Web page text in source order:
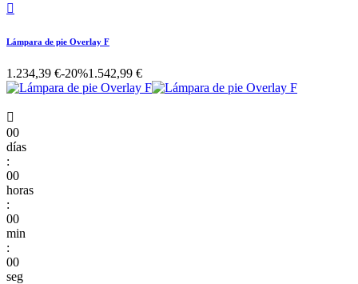

Lámpara de pie Overlay F
1.234,39 €-20%1.542,99 €

00
días
:
00
horas
:
00
min
:
00
seg